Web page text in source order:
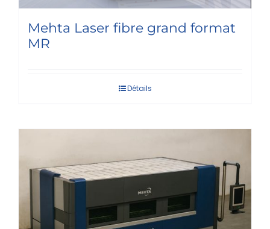
Mehta Laser fibre grand format
MR
Détails